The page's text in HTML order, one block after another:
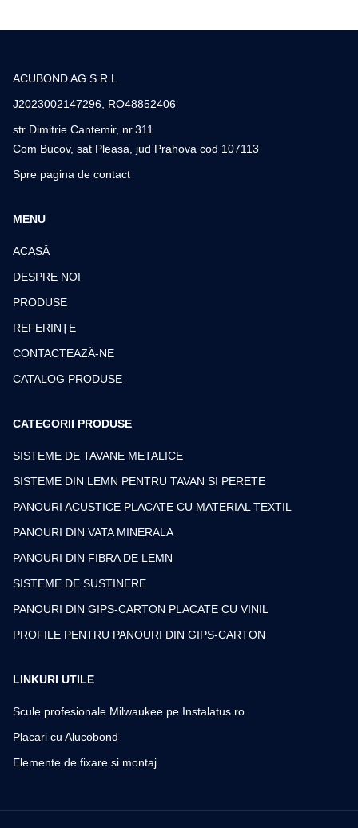
ACUBOND AG S.R.L.
J2023002147296, RO48852406
str Dimitrie Cantemir, nr.311
Com Bucov, sat Pleasa, jud Prahova cod 107113
Spre pagina de contact
MENU
ACASĂ
DESPRE NOI
PRODUSE
REFERINȚE
CONTACTEAZĂ-NE
CATALOG PRODUSE
CATEGORII PRODUSE
SISTEME DE TAVANE METALICE
SISTEME DIN LEMN PENTRU TAVAN SI PERETE
PANOURI ACUSTICE PLACATE CU MATERIAL TEXTIL
PANOURI DIN VATA MINERALA
PANOURI DIN FIBRA DE LEMN
SISTEME DE SUSTINERE
PANOURI DIN GIPS-CARTON PLACATE CU VINIL
PROFILE PENTRU PANOURI DIN GIPS-CARTON
LINKURI UTILE
Scule profesionale Milwaukee pe Instalatus.ro
Placari cu Alucobond
Elemente de fixare si montaj